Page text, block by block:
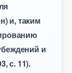
и, таким
и
с. 11).